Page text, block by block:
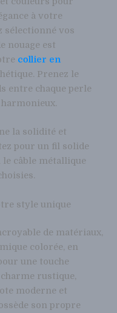
à votre
sélectionné vos
nouage est
collier en
Prenez le
entre chaque perle
la solidité et
pour un fil solide
câble métallique
style unique
de matériaux,
colorée, en
une touche
rustique,
moderne et
son propre